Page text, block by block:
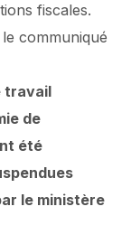
fiscales.
communiqué
travail
de
été
le ministère